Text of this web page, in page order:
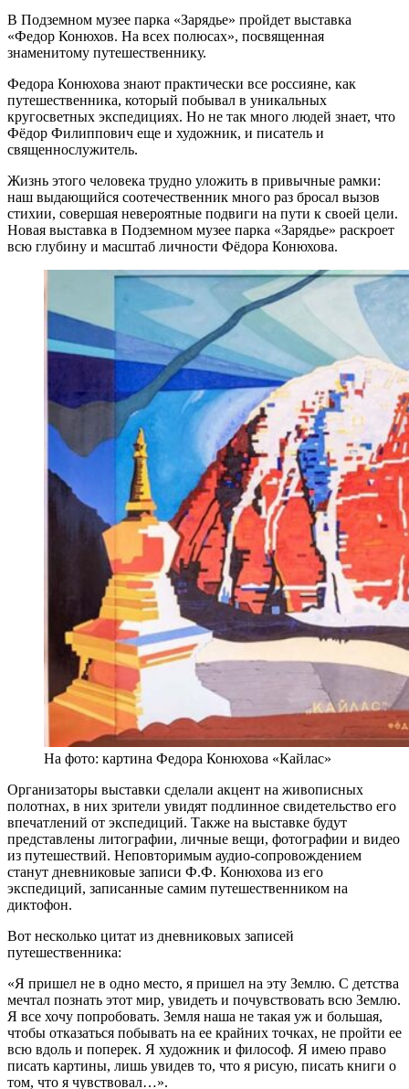
В Подземном музее парка «Зарядье» пройдет выставка
«Федор Конюхов. На всех полюсах», посвященная
знаменитому путешественнику.
Федора Конюхова знают практически все россияне, как
путешественника, который побывал в уникальных
кругосветных экспедициях. Но не так много людей знает, что
Фёдор Филиппович еще и художник, и писатель и
священнослужитель.
Жизнь этого человека трудно уложить в привычные рамки:
наш выдающийся соотечественник много раз бросал вызов
стихии, совершая невероятные подвиги на пути к своей цели.
Новая выставка в Подземном музее парка «Зарядье» раскроет
всю глубину и масштаб личности Фёдора Конюхова.
На фото: картина Федора Конюхова «Кайлас»
Организаторы выставки сделали акцент на живописных
полотнах, в них зрители увидят подлинное свидетельство его
впечатлений от экспедиций. Также на выставке будут
представлены литографии, личные вещи, фотографии и видео
из путешествий. Неповторимым аудио-сопровождением
станут дневниковые записи Ф.Ф. Конюхова из его
экспедиций, записанные самим путешественником на
диктофон.
Вот несколько цитат из дневниковых записей
путешественника:
«Я пришел не в одно место, я пришел на эту Землю. С детства
мечтал познать этот мир, увидеть и почувствовать всю Землю.
Я все хочу попробовать. Земля наша не такая уж и большая,
чтобы отказаться побывать на ее крайних точках, не пройти ее
всю вдоль и поперек. Я художник и философ. Я имею право
писать картины, лишь увидев то, что я рисую, писать книги о
том, что я чувствовал…».